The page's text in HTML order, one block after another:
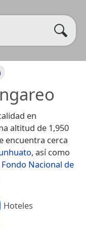
en
altitud de 1,950
encuentra cerca
, así como
Nacional de
Hoteles